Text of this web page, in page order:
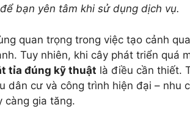
bạn yên tâm khi sử dụng dịch vụ.
quan trọng trong việc tạo cảnh
Tuy nhiên, khi cây phát triển quá
tỉa đúng kỹ thuật là điều cần thiết.
dân cư và công trình hiện đại – nhu
càng gia tăng.